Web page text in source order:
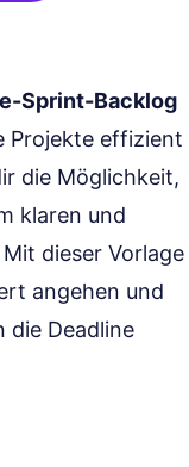
Sprint-Backlog
Projekte effizient
die Möglichkeit,
klaren und
dieser Vorlage
angehen und
die Deadline